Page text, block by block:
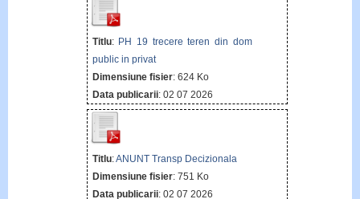
Titlu: PH 19 trecere teren din dom
public in privat
Dimensiune fisier: 624 Ko
Data publicarii: 02 07 2026
Titlu:ANUNT Transp Decizionala
Dimensiune fisier: 751 Ko
Data publicarii: 02 07 2026